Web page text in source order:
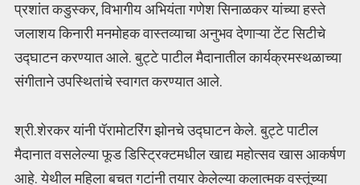
प्रशांत कडुस्कर, विभागीय अभियंता गणेश सिनाळकर यांच्या हस्ते
जलाशय किनारी मनमोहक वास्तव्याचा अनुभव देणाऱ्या टेंट सिटीचे
उद्घाटन करण्यात आले. बुट्टे पाटील मैदानातील कार्यक्रमस्थळाच्या
संगीताने उपस्थितांचे स्वागत करण्यात आले.
श्री.शेरकर यांनी पॅरामोटरिंग झोनचे उद्घाटन केले. बुट्टे पाटील
मैदानात वसलेल्या फूड डिस्ट्रिक्टमधील खाद्य महोत्सव खास आकर्षण
आहे. येथील महिला बचत गटांनी तयार केलेल्या कलात्मक वस्तूंच्या